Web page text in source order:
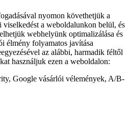
nyomon követhetjük a
viselkedést a weboldalunkon belül, és
webhelyünk optimalizálása és
élmény folyamatos javítása
az alábbi, harmadik féltől
használjuk ezen a weboldalon:
Google vásárlói vélemények, A/B-